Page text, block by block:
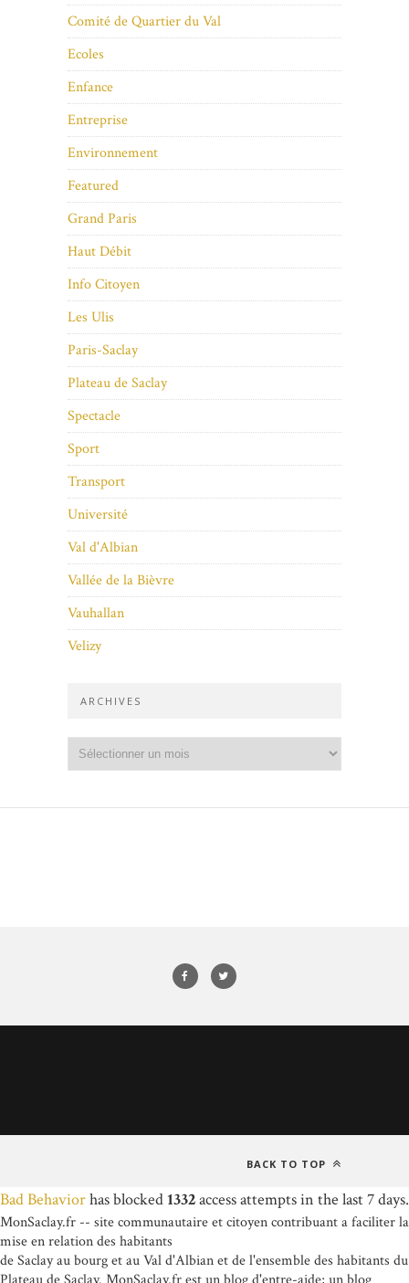
Comité de Quartier du Val
Ecoles
Enfance
Entreprise
Environnement
Featured
Grand Paris
Haut Débit
Info Citoyen
Les Ulis
Paris-Saclay
Plateau de Saclay
Spectacle
Sport
Transport
Université
Val d'Albian
Vallée de la Bièvre
Vauhallan
Velizy
ARCHIVES
BACK TO TOP
Bad Behaviorhas blocked1332access attempts in the last 7 days.
MonSaclay.fr -- site communautaire et citoyen contribuant a faciliter la
mise en relation des habitants
de Saclay au bourg et au Val d'Albian et de l'ensemble des habitants du